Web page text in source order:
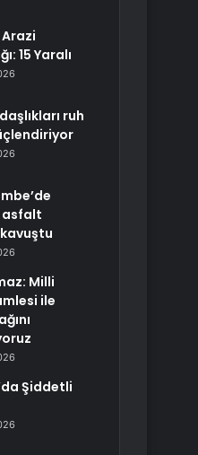
15 Yaralı
ruh
asfalt
Milli
ile
Şiddetli